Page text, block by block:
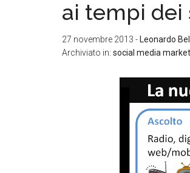
ai tempi dei
27 novembre 2013 - Leonardo
Archiviato in: social media